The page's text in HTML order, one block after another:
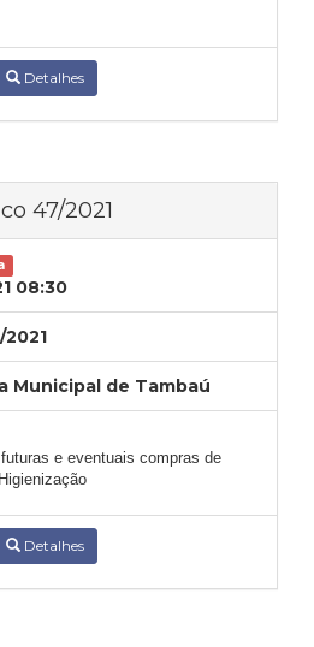
Detalhes
47/2021
08:30
2021
Municipal de Tambaú
e eventuais compras de
Detalhes